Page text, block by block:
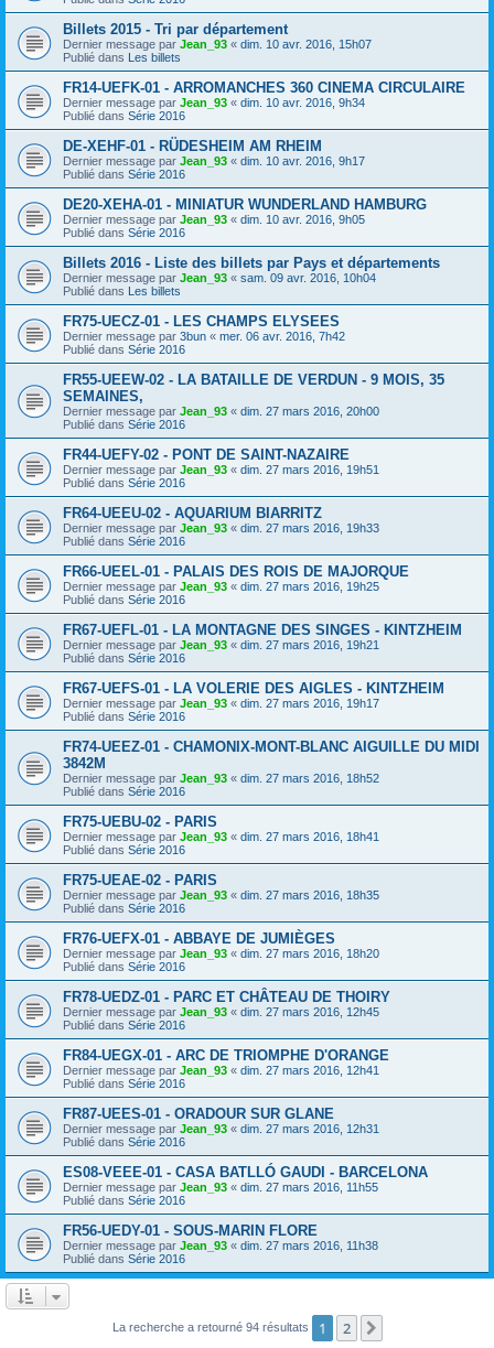
Billets 2015 - Tri par département
Dernier message par Jean_93 « dim. 10 avr. 2016, 15h07
Publié dans Les billets
FR14-UEFK-01 - ARROMANCHES 360 CINEMA CIRCULAIRE
Dernier message par Jean_93 « dim. 10 avr. 2016, 9h34
Publié dans Série 2016
DE-XEHF-01 - RÜDESHEIM AM RHEIM
Dernier message par Jean_93 « dim. 10 avr. 2016, 9h17
Publié dans Série 2016
DE20-XEHA-01 - MINIATUR WUNDERLAND HAMBURG
Dernier message par Jean_93 « dim. 10 avr. 2016, 9h05
Publié dans Série 2016
Billets 2016 - Liste des billets par Pays et départements
Dernier message par Jean_93 « sam. 09 avr. 2016, 10h04
Publié dans Les billets
FR75-UECZ-01 - LES CHAMPS ELYSEES
Dernier message par 3bun « mer. 06 avr. 2016, 7h42
Publié dans Série 2016
FR55-UEEW-02 - LA BATAILLE DE VERDUN - 9 MOIS, 35
SEMAINES,
Dernier message par Jean_93 « dim. 27 mars 2016, 20h00
Publié dans Série 2016
FR44-UEFY-02 - PONT DE SAINT-NAZAIRE
Dernier message par Jean_93 « dim. 27 mars 2016, 19h51
Publié dans Série 2016
FR64-UEEU-02 - AQUARIUM BIARRITZ
Dernier message par Jean_93 « dim. 27 mars 2016, 19h33
Publié dans Série 2016
FR66-UEEL-01 - PALAIS DES ROIS DE MAJORQUE
Dernier message par Jean_93 « dim. 27 mars 2016, 19h25
Publié dans Série 2016
FR67-UEFL-01 - LA MONTAGNE DES SINGES - KINTZHEIM
Dernier message par Jean_93 « dim. 27 mars 2016, 19h21
Publié dans Série 2016
FR67-UEFS-01 - LA VOLERIE DES AIGLES - KINTZHEIM
Dernier message par Jean_93 « dim. 27 mars 2016, 19h17
Publié dans Série 2016
FR74-UEEZ-01 - CHAMONIX-MONT-BLANC AIGUILLE DU MIDI
3842M
Dernier message par Jean_93 « dim. 27 mars 2016, 18h52
Publié dans Série 2016
FR75-UEBU-02 - PARIS
Dernier message par Jean_93 « dim. 27 mars 2016, 18h41
Publié dans Série 2016
FR75-UEAE-02 - PARIS
Dernier message par Jean_93 « dim. 27 mars 2016, 18h35
Publié dans Série 2016
FR76-UEFX-01 - ABBAYE DE JUMIÈGES
Dernier message par Jean_93 « dim. 27 mars 2016, 18h20
Publié dans Série 2016
FR78-UEDZ-01 - PARC ET CHÂTEAU DE THOIRY
Dernier message par Jean_93 « dim. 27 mars 2016, 12h45
Publié dans Série 2016
FR84-UEGX-01 - ARC DE TRIOMPHE D'ORANGE
Dernier message par Jean_93 « dim. 27 mars 2016, 12h41
Publié dans Série 2016
FR87-UEES-01 - ORADOUR SUR GLANE
Dernier message par Jean_93 « dim. 27 mars 2016, 12h31
Publié dans Série 2016
ES08-VEEE-01 - CASA BATLLÓ GAUDI - BARCELONA
Dernier message par Jean_93 « dim. 27 mars 2016, 11h55
Publié dans Série 2016
FR56-UEDY-01 - SOUS-MARIN FLORE
Dernier message par Jean_93 « dim. 27 mars 2016, 11h38
Publié dans Série 2016
La recherche a retourné 94 résultats 1 2